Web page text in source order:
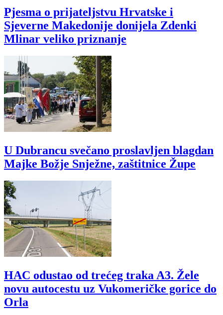
Pjesma o prijateljstvu Hrvatske i
Sjeverne Makedonije donijela Zdenki
Mlinar veliko priznanje
U Dubrancu svečano proslavljen blagdan
Majke Božje Snježne, zaštitnice Župe
HAC odustao od trećeg traka A3. Žele
novu autocestu uz Vukomeričke gorice do
Orla